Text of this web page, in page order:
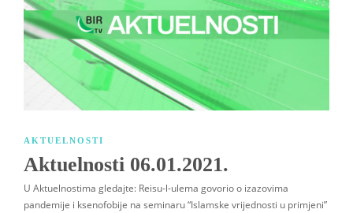
AKTUELNOSTI
Aktuelnosti 06.01.2021.
U Aktuelnostima gledajte: Reisu-l-ulema govorio o izazovima
pandemije i ksenofobije na seminaru “Islamske vrijednosti u primjeni”